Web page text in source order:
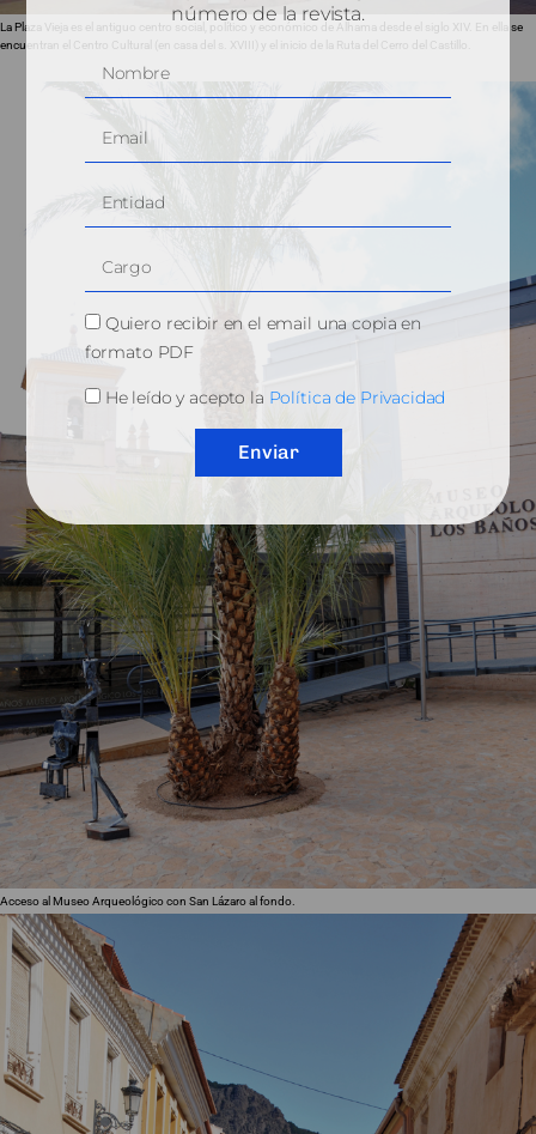
La Plaza Vieja es el antiguo centro social, político y económico de Alhama desde el siglo XIV. En ella se
encuentran el Centro Cultural (en casa del s. XVIII) y el inicio de la Ruta del Cerro del Castillo.
Acceso al Museo Arqueológico con San Lázaro al fondo.
número de la revista.
Quiero recibir en el email una copia en
formato PDF
He leído y acepto la Política de Privacidad
Enviar